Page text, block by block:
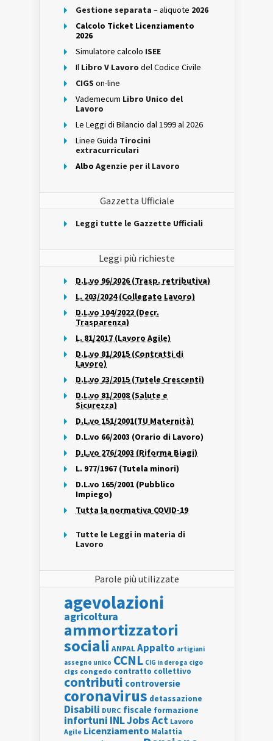
Gestione separata – aliquote 2026
Calcolo Ticket Licenziamento
2026
Simulatore calcolo ISEE
Il Libro V Lavoro del Codice Civile
CIGS on-line
Vademecum Libro Unico del
Lavoro
Le Leggi di Bilancio dal 1999 al 2026
Linee Guida Tirocini
extracurriculari
Albo Agenzie per il Lavoro
Gazzetta Ufficiale
Leggi tutte le Gazzette Ufficiali
Leggi più richieste
D.L.vo 96/2026 (Trasp. retributiva)
L. 203/2024 (Collegato Lavoro)
D.L.vo 104/2022 (Decr.
Trasparenza)
L. 81/2017 (Lavoro Agile)
D.L.vo 81/2015 (Contratti di
Lavoro)
D.L.vo 23/2015 (Tutele Crescenti)
D.L.vo 81/2008 (Salute e
Sicurezza)
D.L.vo 151/2001(TU Maternità)
D.L.vo 66/2003 (Orario di Lavoro)
D.L.vo 276/2003 (Riforma Biagi)
L. 977/1967 (Tutela minori)
D.L.vo 165/2001 (Pubblico
Impiego)
Tutta la normativa COVID-19
Tutte le Leggi in materia di
Lavoro
Parole più utilizzate
agevolazioni
agricoltura
ammortizzatori
sociali ANPALAppalto artigiani
assegno unico CCNL CIG in deroga cigo
cigs congedo contratto collettivo
contributi controversie
coronavirus detassazione
Disabili DURC fiscale formazione
infortuni INLJobs Act Lavoro
Agile Licenziamento Malattia